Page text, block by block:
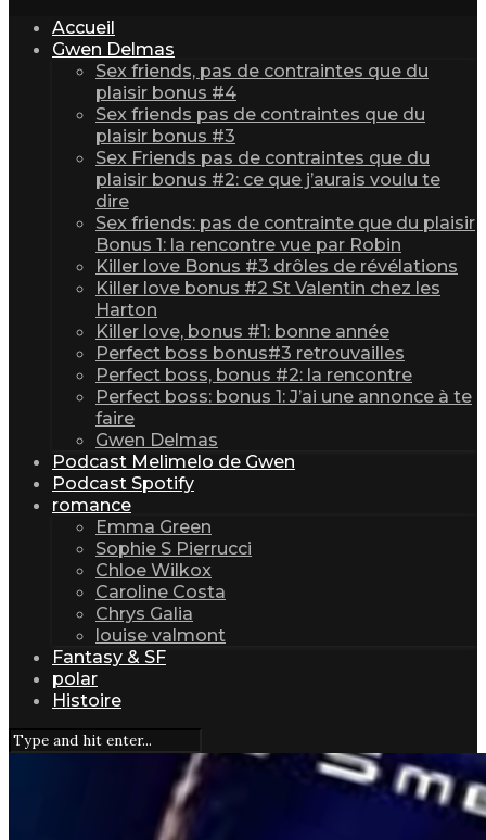
Accueil
Gwen Delmas
Sex friends, pas de contraintes que du
plaisir bonus #4
Sex friends pas de contraintes que du
plaisir bonus #3
Sex Friends pas de contraintes que du
plaisir bonus #2: ce que j’aurais voulu te
dire
Sex friends: pas de contrainte que du plaisir
Bonus 1: la rencontre vue par Robin
Killer love Bonus #3 drôles de révélations
Killer love bonus #2 St Valentin chez les
Harton
Killer love, bonus #1: bonne année
Perfect boss bonus#3 retrouvailles
Perfect boss, bonus #2: la rencontre
Perfect boss: bonus 1: J’ai une annonce à te
faire
Gwen Delmas
Podcast Melimelo de Gwen
Podcast Spotify
romance
Emma Green
Sophie S Pierrucci
Chloe Wilkox
Caroline Costa
Chrys Galia
louise valmont
Fantasy & SF
polar
Histoire